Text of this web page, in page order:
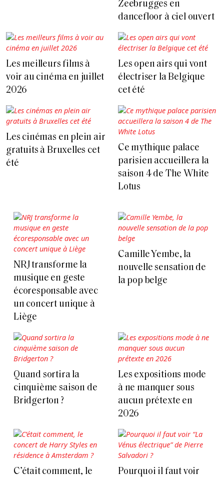
Zeebrugges en
dancefloor à ciel ouvert
Les meilleurs films à
voir au cinéma en juillet
2026
Les open airs qui vont
électriser la Belgique
cet été
Les cinémas en plein air
gratuits à Bruxelles cet
été
Ce mythique palace
parisien accueillera la
saison 4 de The White
Lotus
NRJ transforme la
musique en geste
écoresponsable avec
un concert unique à
Liège
Camille Yembe, la
nouvelle sensation de
la pop belge
Quand sortira la
cinquième saison de
Bridgerton ?
Les expositions mode
à ne manquer sous
aucun prétexte en
2026
C’était comment, le
Pourquoi il faut voir